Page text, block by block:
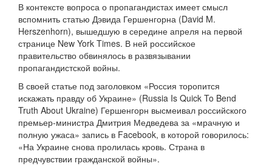
В контексте вопроса о пропагандистах имеет смысл
вспомнить статью Дэвида Гершенгорна (David M.
Herszenhorn), вышедшую в середине апреля на первой
странице New York Times. В ней российское
правительство обвинялось в развязывании
пропагандистской войны.
В своей статье под заголовком «Россия торопится
искажать правду об Украине» (Russia Is Quick To Bend
Truth About Ukraine) Гершенгорн высмеивал российского
премьер-министра Дмитрия Медведева за «мрачную и
полную ужаса» запись в Facebook, в которой говорилось:
«На Украине снова пролилась кровь. Страна в
предчувствии гражданской войны».